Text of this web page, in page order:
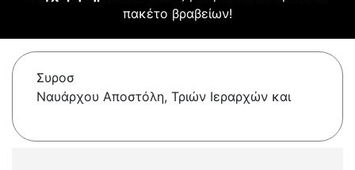
πακέτο βραβείων!
Συροσ
Ναυάρχου Αποστόλη, Τριών Ιεραρχών και